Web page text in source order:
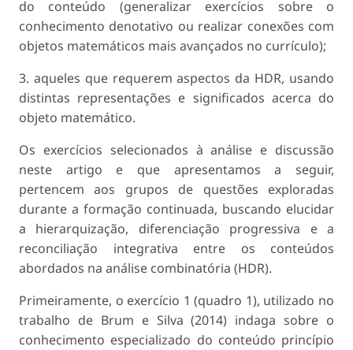
do conteúdo (generalizar exercícios sobre o
conhecimento denotativo ou realizar conexões com
objetos matemáticos mais avançados no currículo);
3. aqueles que requerem aspectos da HDR, usando
distintas representações e significados acerca do
objeto matemático.
Os exercícios selecionados à análise e discussão
neste artigo e que apresentamos a seguir,
pertencem aos grupos de questões exploradas
durante a formação continuada, buscando elucidar
a hierarquização, diferenciação progressiva e a
reconciliação integrativa entre os conteúdos
abordados na análise combinatória (HDR).
Primeiramente, o exercício 1 (quadro 1), utilizado no
trabalho de Brum e Silva (2014) indaga sobre o
conhecimento especializado do conteúdo princípio